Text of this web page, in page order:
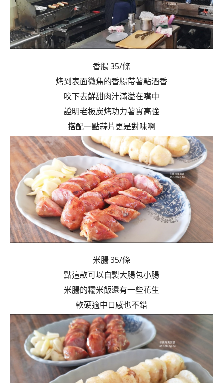
香腸 35/條
烤到表面微焦的香腸帶著點酒香
咬下去鮮甜肉汁滿溢在嘴中
證明老板炭烤功力著實高強
搭配一點蒜片更是對味啊
米腸 35/條
點這款可以自製大腸包小腸
米腸的糯米飯還有一些花生
軟硬適中口感也不錯